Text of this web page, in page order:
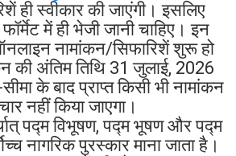
ही स्वीकार की जाएंगी। इसलिए
में ही भेजी जानी चाहिए। इन
नामांकन/सिफारिशें शुरू हो
की अंतिम तिथि 31 जुलाई, 2026
के बाद प्राप्त किसी भी नामांकन
नहीं किया जाएगा।
पद्म विभूषण, पद्म भूषण और पद्म
नागरिक पुरस्कार माना जाता है।